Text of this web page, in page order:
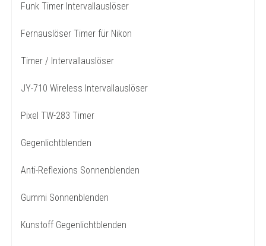
Funk Timer Intervallauslöser
Fernauslöser Timer für Nikon
Timer / Intervallauslöser
JY-710 Wireless Intervallauslöser
Pixel TW-283 Timer
Gegenlichtblenden
Anti-Reflexions Sonnenblenden
Gummi Sonnenblenden
Kunstoff Gegenlichtblenden